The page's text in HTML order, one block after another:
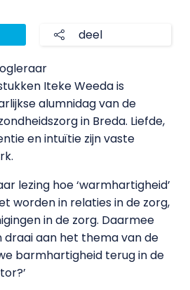
deel
Iteke Weeda is
alumnidag van de
in Breda. Liefde,
en intuïtie zijn vaste
lezing hoe ‘warmhartigheid’
worden in relaties in de zorg,
in de zorg. Daarmee
draai aan het thema van de
barmhartigheid terug in de